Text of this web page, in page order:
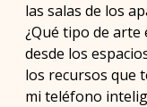
las salas de los
¿Qué tipo de arte
desde los
los recursos que
mi teléfono